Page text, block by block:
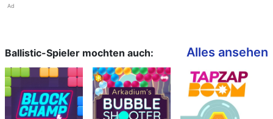
Ad
Ballistic-Spieler mochten auch: Alles ansehen